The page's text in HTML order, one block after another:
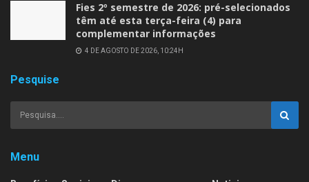
Fies 2º semestre de 2026: pré-selecionados
têm até esta terça-feira (4) para
complementar informações
4 DE AGOSTO DE 2026, 10:24H
Pesquise
Menu